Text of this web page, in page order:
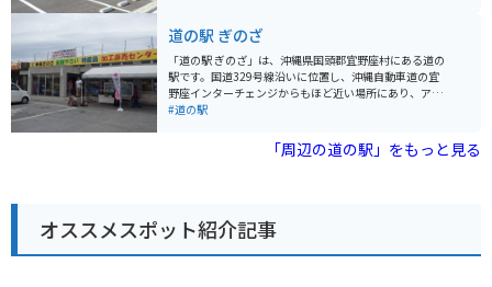
にもアクセスできます。
宜味村はシークヮーサーの産地としても有名で、道の駅
でもシークヮーサーを使ったジュースやお菓子などが販
売されています。 また、道の駅に隣接して、大宜味村立
の博物館「やんばる学びの森」があります。 【基本情
報】 住所：沖縄県島尻郡大宜味村字根路銘1620 電話番
元産の野菜や果物が購入できる * 沖縄そばなどの郷土料
の駅 おおぎみは、沖縄の自然や文化を満喫できるスポッ
トです。沖縄観光の際は、ぜひ訪れてみてください。
道の駅 ぎのざ
「道の駅 ぎのざ」は、沖縄県国頭郡宜野座村にある道の
駅です。国道329号線沿いに位置し、沖縄自動車道の宜
野座インターチェンジからもほど近い場所にあり、アク
セスも便利です。 施設内には、地元の新鮮な野菜や果物
す。レストランでは、沖縄そばなどの沖縄料理や、地元
の食材を使った料理を楽しむことができます。また、道
がら、地元の美味しいものを楽しんでみてはいかがでし
ょうか。バイクで訪れる場合、道の駅には広い駐車場が
完備されているので安心です。 宜野座村は、パイナップ
#道の駅
「周辺の道の駅」をもっと見る
オススメスポット紹介記事